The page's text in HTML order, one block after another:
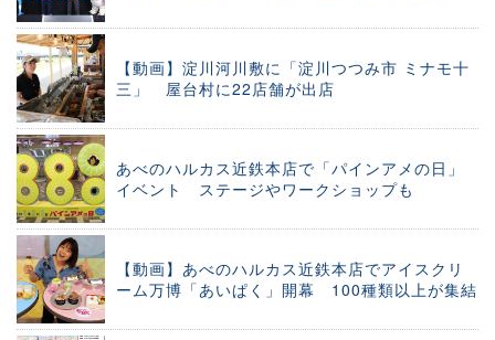
【動画】淀川河川敷に「淀川つつみ市 ミナモ十
三」 屋台村に22店舗が出店
あべのハルカス近鉄本店で「パインアメの日」
イベント ステージやワークショップも
【動画】あべのハルカス近鉄本店でアイスクリ
ーム万博「あいぱく」開幕 100種類以上が集結